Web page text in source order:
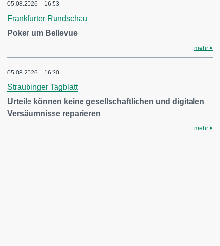
05.08.2026 – 16:53
Frankfurter Rundschau
Poker um Bellevue
mehr
05.08.2026 – 16:30
Straubinger Tagblatt
Urteile können keine gesellschaftlichen und digitalen
Versäumnisse reparieren
mehr